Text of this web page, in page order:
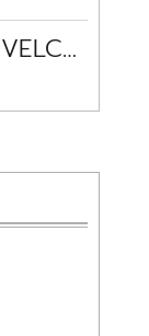
แผ่นขัดกระดาษทราย SOFT VELCRO BACKING PAD 197314-7 MAKITA